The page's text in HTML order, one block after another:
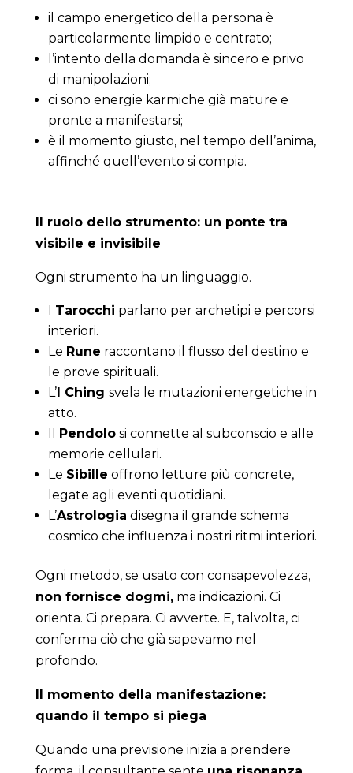
il campo energetico della persona è
particolarmente limpido e centrato;
l’intento della domanda è sincero e privo
di manipolazioni;
ci sono energie karmiche già mature e
pronte a manifestarsi;
è il momento giusto, nel tempo dell’anima,
affinché quell’evento si compia.
Il ruolo dello strumento: un ponte tra
visibile e invisibile
Ogni strumento ha un linguaggio.
I Tarocchi parlano per archetipi e percorsi
interiori.
Le Rune raccontano il flusso del destino e
le prove spirituali.
L’I Ching svela le mutazioni energetiche in
atto.
Il Pendolosi connette al subconscio e alle
memorie cellulari.
Le Sibille offrono letture più concrete,
legate agli eventi quotidiani.
L’Astrologia disegna il grande schema
cosmico che influenza i nostri ritmi interiori.
Ogni metodo, se usato con consapevolezza,
non fornisce dogmi,ma indicazioni. Ci
orienta. Ci prepara. Ci avverte. E, talvolta, ci
conferma ciò che già sapevamo nel
profondo.
Il momento della manifestazione:
quando il tempo si piega
Quando una previsione inizia a prendere